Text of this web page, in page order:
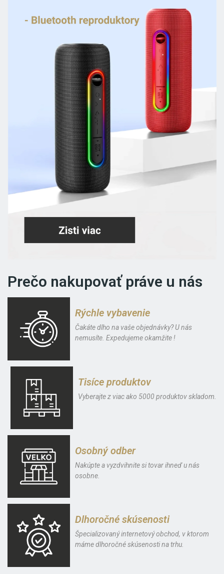
Prečo nakupovať práve u nás
Rýchle vybavenie
Čakáte dlho na vaše objednávky? U nás
nemusíte. Expedujeme okamžite !
Tisíce produktov
Vyberajte z viac ako 5000 produktov skladom.
Osobný odber
Nakúpte a vyzdvihnite si tovar ihneď u nás
osobne.
Dlhoročné skúsenosti
Špecializovaný internetový obchod, v ktorom
máme dlhoročné skúsenosti na trhu.